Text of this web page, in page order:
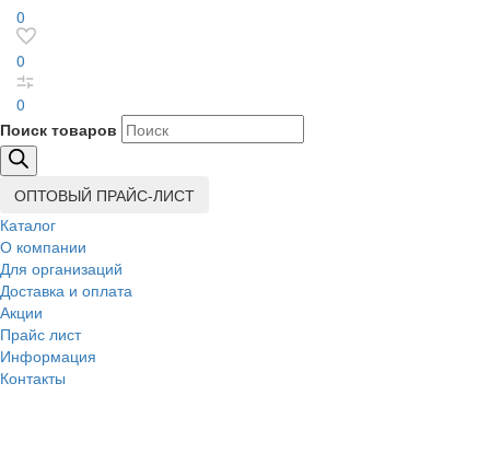
0
0
0
Поиск товаров
ОПТОВЫЙ ПРАЙС-ЛИСТ
Каталог
О компании
Для организаций
Доставка и оплата
Акции
Прайс лист
Информация
Контакты